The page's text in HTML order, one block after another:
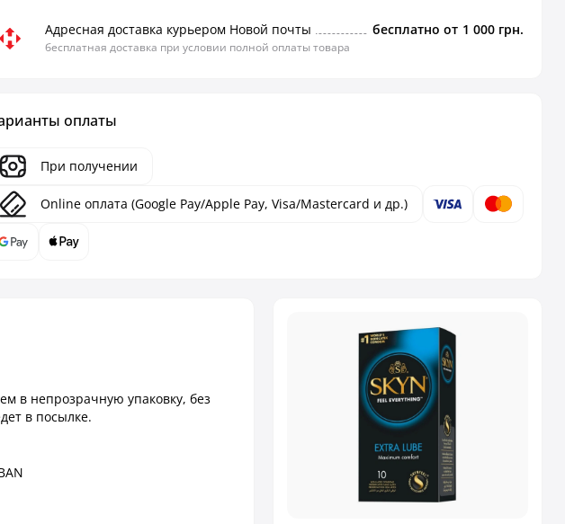
Адресная доставка курьером Новой почты
бесплатная доставка при условии полной оплаты товара
бесплатно от 1 000 грн.
оплаты
При получении
Online оплата (Google Pay/Apple Pay, Visa/Mastercard и др.)
в непрозрачную упаковку, без
в посылке.